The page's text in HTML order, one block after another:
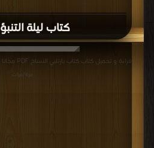
كتاب ليلة التنبؤ PDF
قراءة و تحميل كتاب كتاب بارتلبي النساخ PDF مجانا | مكتبة >
: مرة/مرات